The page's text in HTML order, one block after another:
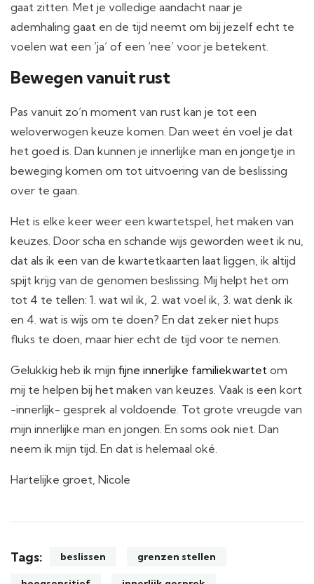
gaat zitten. Met je volledige aandacht naar je
ademhaling gaat en de tijd neemt om bij jezelf echt te
voelen wat een ‘ja’ of een ‘nee’ voor je betekent.
Bewegen vanuit rust
Pas vanuit zo’n moment van rust kan je tot een
weloverwogen keuze komen. Dan weet én voel je dat
het goed is. Dan kunnen je innerlijke man en jongetje in
beweging komen om tot uitvoering van de beslissing
over te gaan.
Het is elke keer weer een kwartetspel, het maken van
keuzes. Door scha en schande wijs geworden weet ik nu,
dat als ik een van de kwartetkaarten laat liggen, ik altijd
spijt krijg van de genomen beslissing. Mij helpt het om
tot 4 te tellen: 1. wat wil ik, 2. wat voel ik, 3. wat denk ik
en 4. wat is wijs om te doen? En dat zeker niet hups
fluks te doen, maar hier echt de tijd voor te nemen.
Gelukkig heb ik mijn fijne innerlijke familiekwartet om
mij te helpen bij het maken van keuzes. Vaak is een kort
-innerlijk- gesprek al voldoende. Tot grote vreugde van
mijn innerlijke man en jongen. En soms ook niet. Dan
neem ik mijn tijd. En dat is helemaal oké.
Hartelijke groet, Nicole
Tags: beslissen grenzen stellen